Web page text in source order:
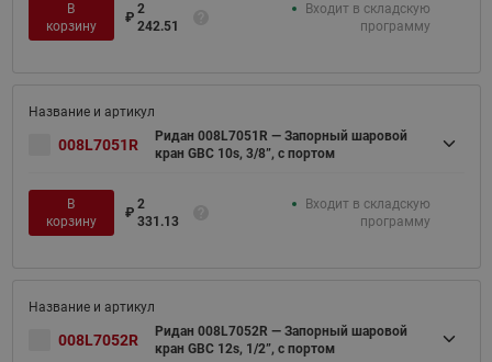
В
корзину
₽
2
242.51
Входит в складскую
программу
008L7051R
Ридан 008L7051R — Запорный шаровой
кран GBC 10s, 3/8”, с портом
В
корзину
₽
2
331.13
Входит в складскую
программу
008L7052R
Ридан 008L7052R — Запорный шаровой
кран GBC 12s, 1/2”, с портом